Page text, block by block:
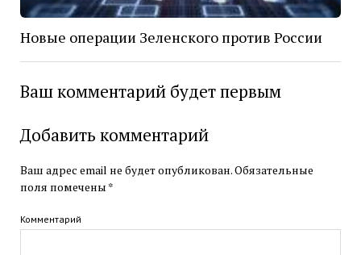
Новые операции Зеленского против России
Ваш комментарий будет первым
Добавить комментарий
Ваш адрес email не будет опубликован.Обязательные
поля помечены *
Комментарий